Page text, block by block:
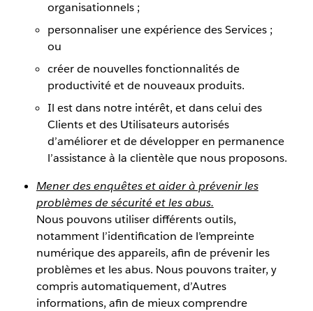
organisationnels ;
personnaliser une expérience des Services ;
ou
créer de nouvelles fonctionnalités de
productivité et de nouveaux produits.
Il est dans notre intérêt, et dans celui des
Clients et des Utilisateurs autorisés
d’améliorer et de développer en permanence
l’assistance à la clientèle que nous proposons.
Mener des enquêtes et aider à prévenir les
problèmes de sécurité et les abus.
Nous pouvons utiliser différents outils,
notamment l’identification de l’empreinte
numérique des appareils, afin de prévenir les
problèmes et les abus. Nous pouvons traiter, y
compris automatiquement, d’Autres
informations, afin de mieux comprendre